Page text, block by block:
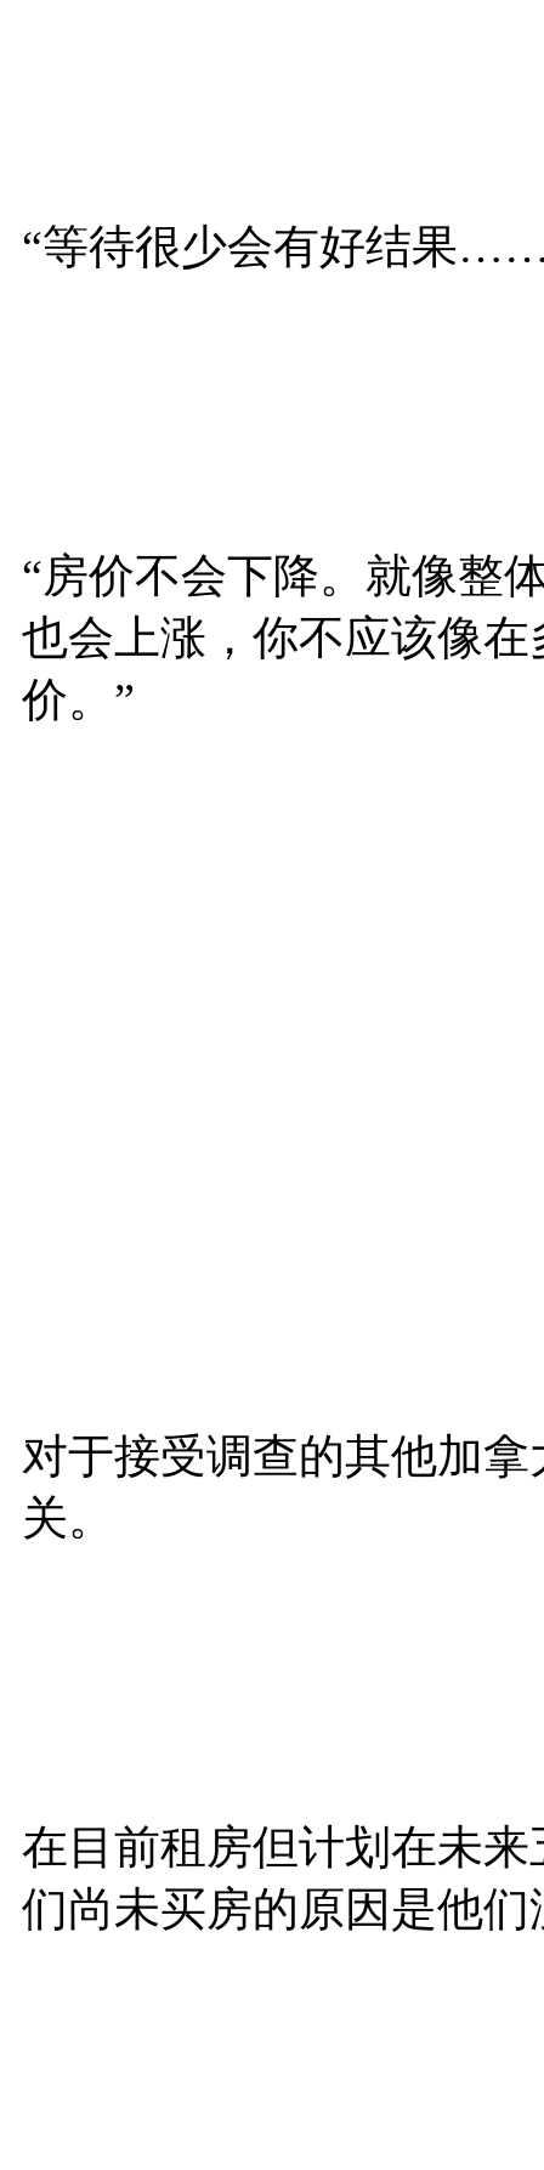
“等待很少会有好结果
“房价不会下降。就像整
也会上涨，你不应该像
价。”
对于接受调查的其他加
关。
在目前租房但计划在未
们尚未买房的原因是他